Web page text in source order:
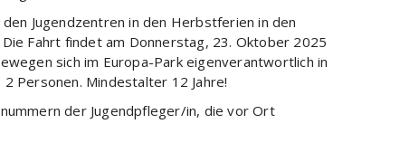
Jugendzentren in den Herbstferien in den
Fahrt findet am Donnerstag, 23. Oktober 2025
sich im Europa-Park eigenverantwortlich in
Personen. Mindestalter 12 Jahre!
der Jugendpfleger/in, die vor Ort